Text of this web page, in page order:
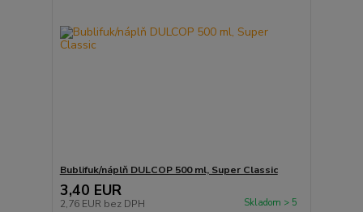
Bublifuk/náplň DULCOP 500 ml, Super Classic
3,40 EUR
2,76 EUR bez DPH Skladom > 5